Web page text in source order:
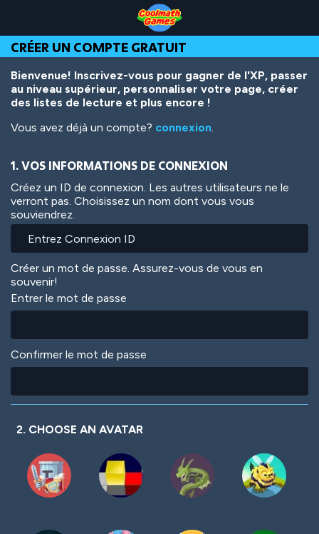
Top
of
Page
Navigation
Main
Content
Footer
contenu
principal
CRÉER UN COMPTE GRATUIT
Bienvenue! Inscrivez-vous pour gagner de l'XP, passer
au niveau supérieur, personnaliser votre page, créer
des listes de lecture et plus encore !
Vous avez déjà un compte? connexion.
1. VOS INFORMATIONS DE CONNEXION
Créez un ID de connexion. Les autres utilisateurs ne le
verront pas. Choisissez un nom dont vous vous
souviendrez.
Créer un mot de passe. Assurez-vous de vous en
souvenir!
Entrer le mot de passe
Confirmer le mot de passe
2. CHOOSE AN AVATAR